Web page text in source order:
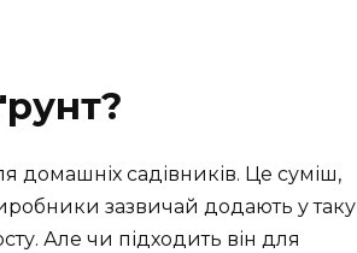
домашніх садівників. Це суміш,
зазвичай додають у таку
Але чи підходить він для